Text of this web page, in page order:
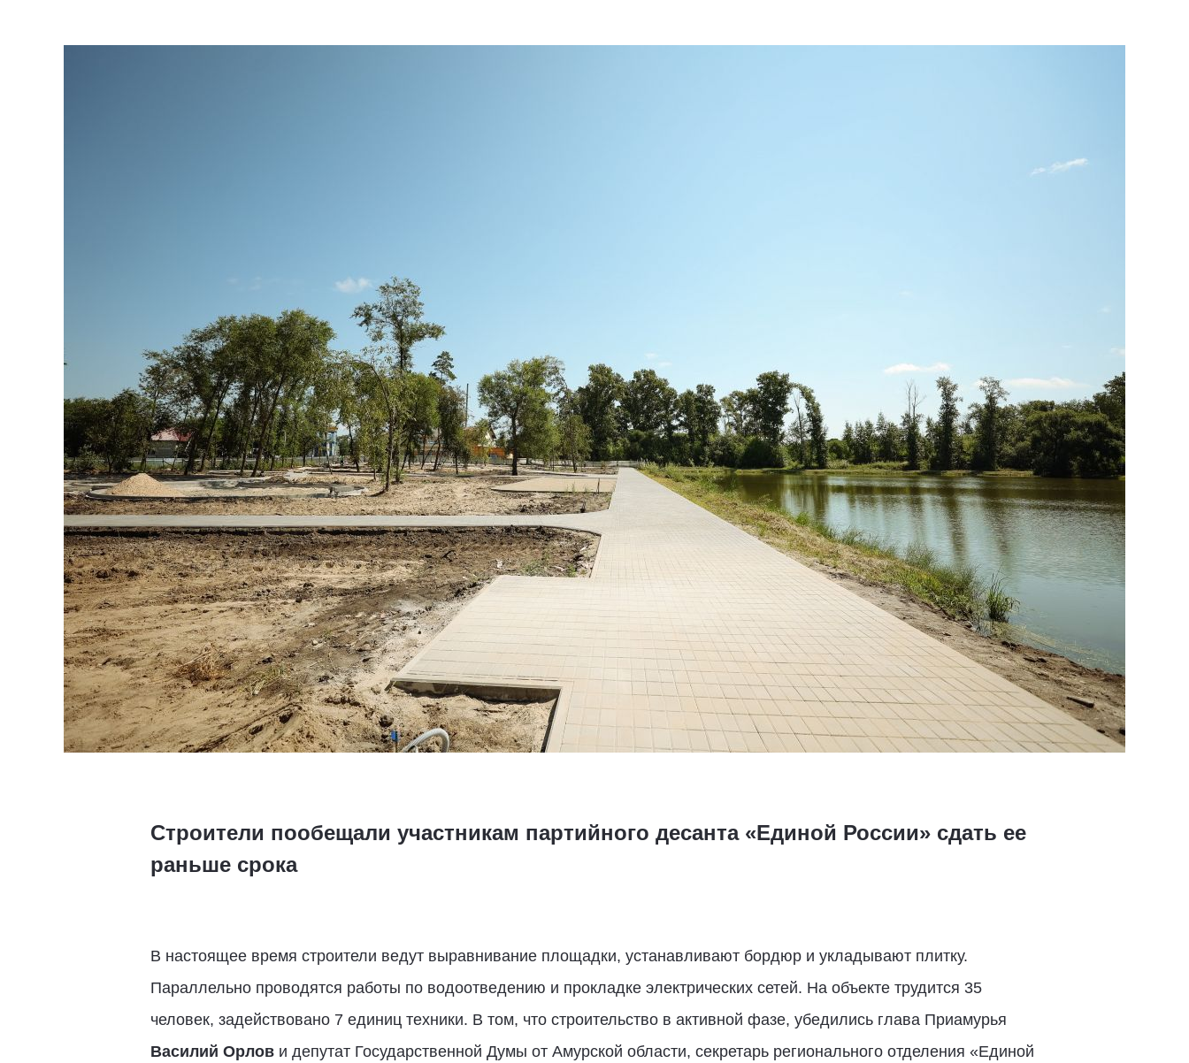
Строители пообещали участникам партийного десанта «Единой России» сдать ее
раньше срока
В настоящее время строители ведут выравнивание площадки, устанавливают бордюр и укладывают плитку.
Параллельно проводятся работы по водоотведению и прокладке электрических сетей. На объекте трудится 35
человек, задействовано 7 единиц техники. В том, что строительство в активной фазе, убедились глава Приамурья
Василий Орлови депутат Государственной Думы от Амурской области, секретарь регионального отделения «Единой